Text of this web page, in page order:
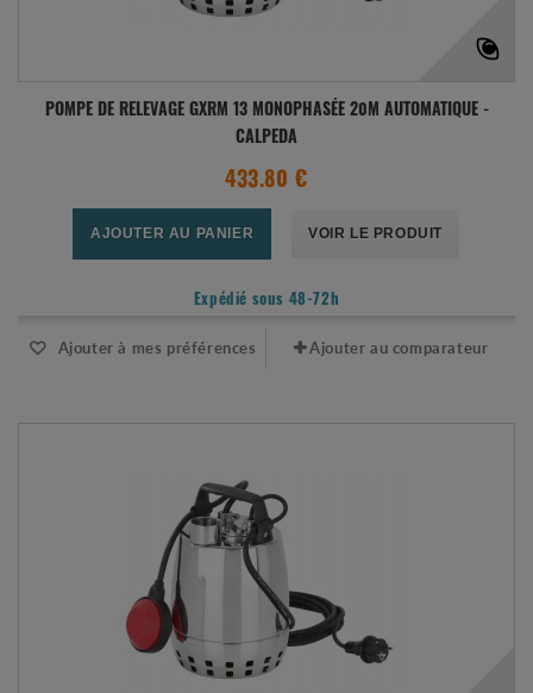
POMPE DE RELEVAGE GXRM 13 MONOPHASÉE 20M AUTOMATIQUE -
CALPEDA
433.80 €
AJOUTER AU PANIER VOIR LE PRODUIT
Expédié sous 48-72h
Ajouter à mes préférences Ajouter au comparateur